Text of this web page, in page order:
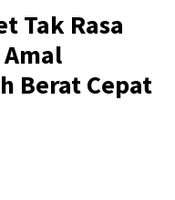
Tak Rasa
Berat Cepat